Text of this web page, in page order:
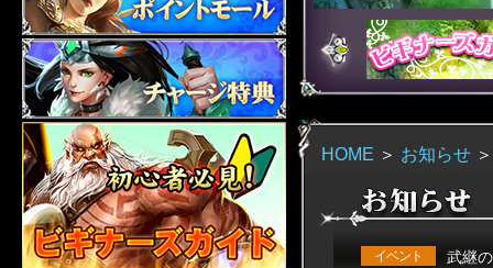
HOME ＞ お知らせ
イベント 武継